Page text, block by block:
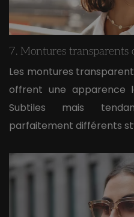
7. Montures transparents
Les montures
offrent une apparence
Subtiles mais
parfaitement différents